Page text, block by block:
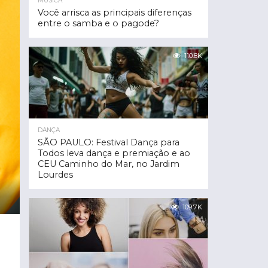
Você arrisca as principais diferenças
entre o samba e o pagode?
110.8K
DANÇA
SÃO PAULO: Festival Dança para
Todos leva dança e premiação e ao
CEU Caminho do Mar, no Jardim
Lourdes
109.7K